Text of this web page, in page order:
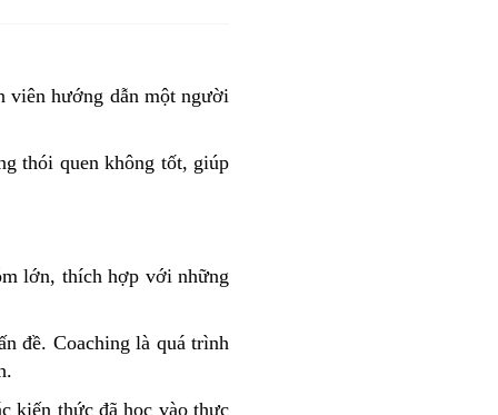
viên hướng dẫn một người
thói quen không tốt, giúp
lớn, thích hợp với những
đề. Coaching là quá trình
kiến thức đã học vào thực